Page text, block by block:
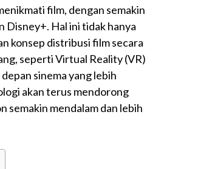
film, dengan semakin
Disney+. Hal ini tidak hanya
konsep distribusi film secara
seperti Virtual Reality (VR)
sinema yang lebih
akan terus mendorong
semakin mendalam dan lebih